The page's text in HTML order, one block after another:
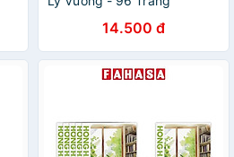
Giao Ngẫu Nhiên)
14.500 đ